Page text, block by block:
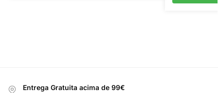
Entrega Gratuita acima de 99€